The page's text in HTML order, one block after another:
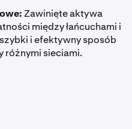
Zawinięte aktywa
między łańcuchami i
i efektywny sposób
różnymi sieciami.